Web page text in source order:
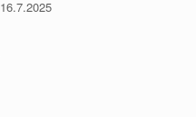
16.7.2025